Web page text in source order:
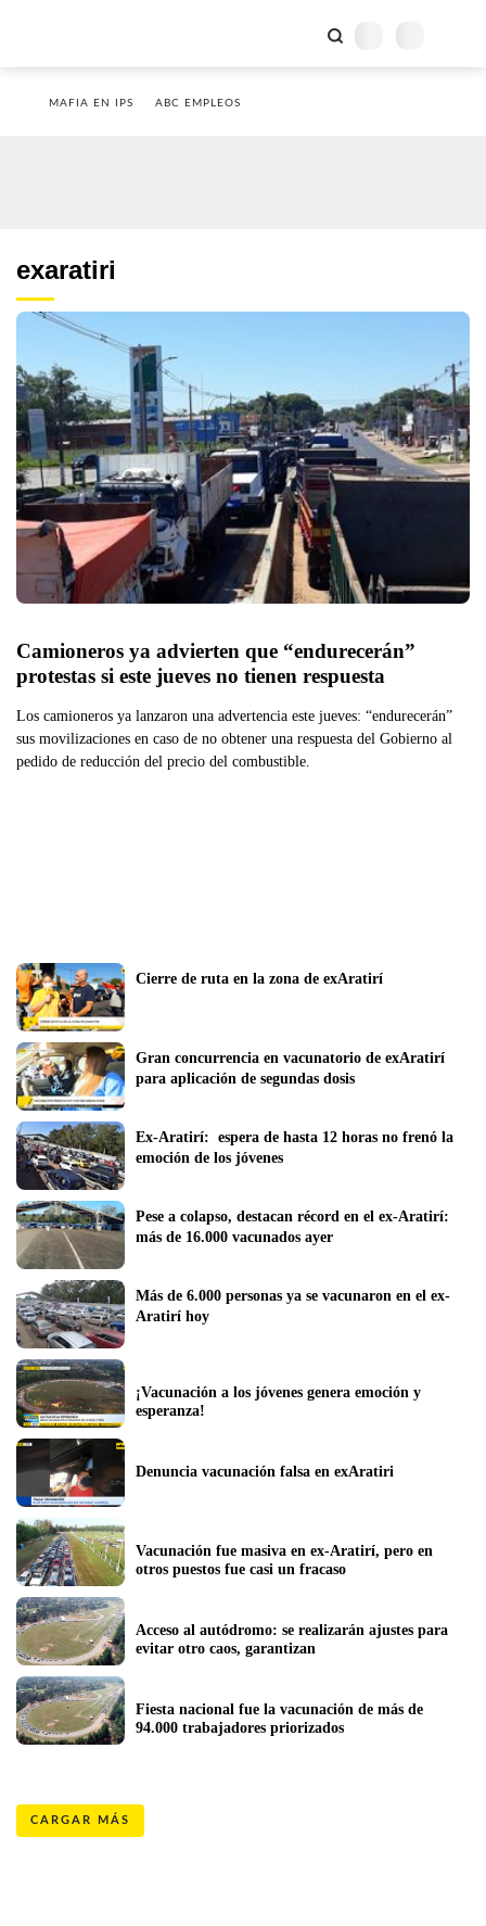
MAFIA EN IPS ABC EMPLEOS
exaratiri
Camioneros ya advierten que “endurecerán”
protestas si este jueves no tienen respuesta
Los camioneros ya lanzaron una advertencia este jueves: “endurecerán”
sus movilizaciones en caso de no obtener una respuesta del Gobierno al
pedido de reducción del precio del combustible.
Cierre de ruta en la zona de exAratirí
Gran concurrencia en vacunatorio de exAratirí
para aplicación de segundas dosis
Ex-Aratirí:  espera de hasta 12 horas no frenó la
emoción de los jóvenes
Pese a colapso, destacan récord en el ex-Aratirí:
más de 16.000 vacunados ayer
Más de 6.000 personas ya se vacunaron en el ex-
Aratirí hoy
¡Vacunación a los jóvenes genera emoción y
esperanza!
Denuncia vacunación falsa en exAratiri
Vacunación fue masiva en ex-Aratirí, pero en
otros puestos fue casi un fracaso
Acceso al autódromo: se realizarán ajustes para
evitar otro caos, garantizan
Fiesta nacional fue la vacunación de más de
94.000 trabajadores priorizados
CARGAR MÁS